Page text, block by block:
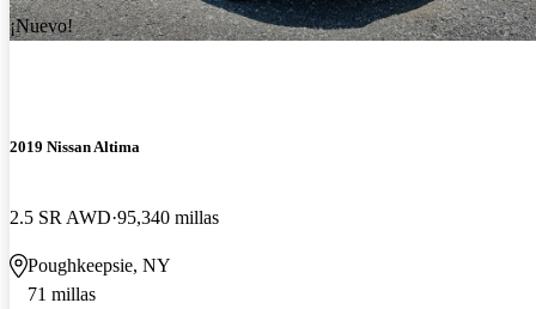
¡Nuevo!
2019 Nissan Altima
2.5 SR AWD 95,340 millas
Poughkeepsie, NY
71 millas